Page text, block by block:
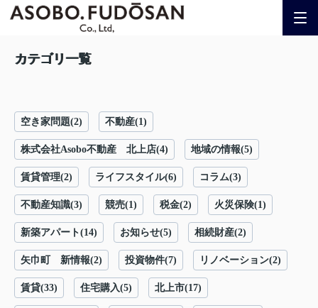
カテゴリ一覧
空き家問題(2) 不動産(1)
株式会社Asobo不動産 北上店(4) 地域の情報(5)
賃貸管理(2) ライフスタイル(6) コラム(3)
不動産知識(3) 競売(1) 税金(2) 火災保険(1)
新築アパート(14) お知らせ(5) 相続財産(2)
矢巾町 新情報(2) 投資物件(7) リノベーション(2)
賃貸(33) 住宅購入(5) 北上市(17)